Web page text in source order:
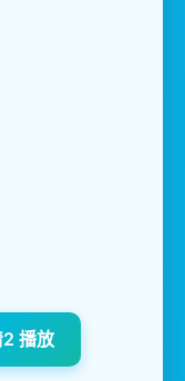
播放